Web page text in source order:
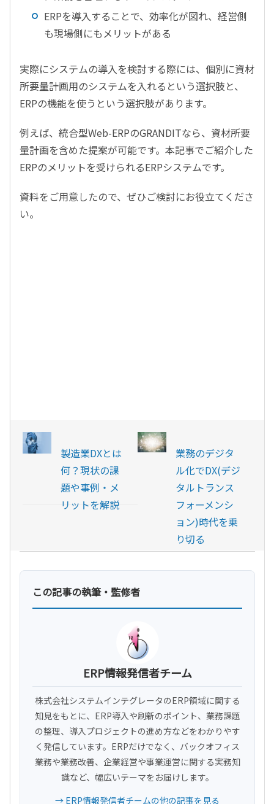
ERPを導入することで、効率化が図れ、経営側
も現場側にもメリットがある
実際にシステムの導入を検討する際には、個別に資材
所要量計画用のシステムを入れるという選択肢と、
ERPの機能を使うという選択肢があります。
例えば、統合型Web-ERPのGRANDITなら、資材所要
量計画を含めた提案が可能です。本記事でご紹介した
ERPのメリットを受けられるERPシステムです。
資料をご用意したので、ぜひご検討にお役立てくださ
い。
製造業DXとは
何？現状の課
題や事例・メ
リットを解説
業務のデジタ
ル化でDX(デジ
タルトランス
フォーメンシ
ョン)時代を乗
り切る
この記事の執筆・監修者
ERP情報発信者チーム
株式会社システムインテグレータのERP領域に関する
知見をもとに、ERP導入や刷新のポイント、業務課題
の整理、導入プロジェクトの進め方などをわかりやす
く発信しています。ERPだけでなく、バックオフィス
業務や業務改善、企業経営や事業運営に関する実務知
識など、幅広いテーマをお届けします。
→ ERP情報発信者チームの他の記事を見る